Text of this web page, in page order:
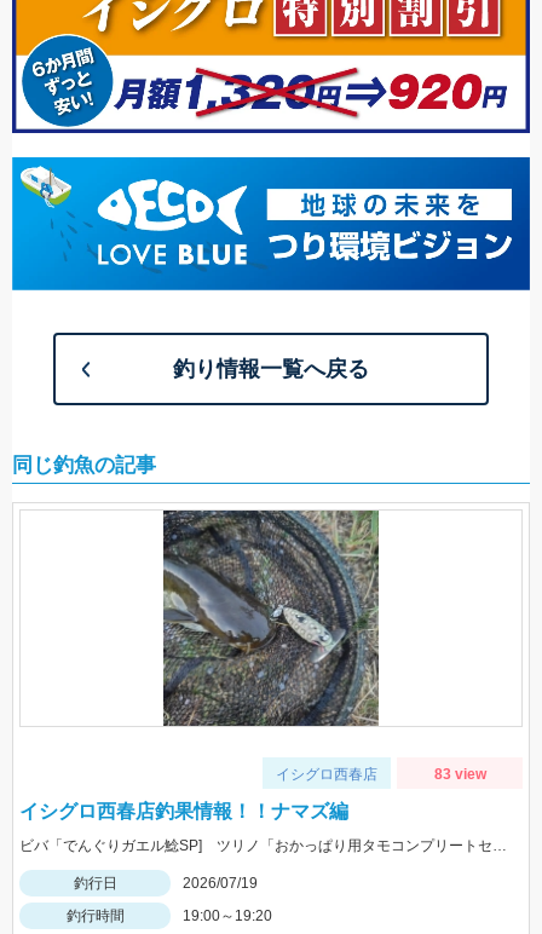
釣り情報一覧へ戻る
同じ釣魚の記事
イシグロ西春店 83 view
イシグロ西春店釣果情報！！ナマズ編
ビバ「でんぐりガエル鯰SP] ツリノ「おかっぱり用タモコンプリートセット」大活躍！！
釣行日
2026/07/19
釣行時間
19:00～19:20